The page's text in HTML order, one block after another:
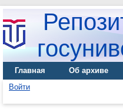
Главная Об архиве
Войти